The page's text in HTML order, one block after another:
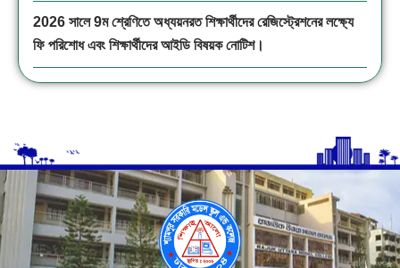
2026 সালে 9ম শ্রেণিতে অধ্যয়নরত শিক্ষার্থীদের রেজিস্ট্রেশনের লক্ষ্যে
ফি পরিশোধ এবং শিক্ষার্থীদের আইডি বিষয়ক নোটিশ।